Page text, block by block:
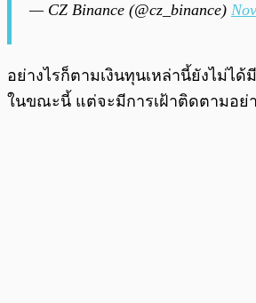
— CZ Binance (@cz_binance)
อย่างไรก็ตามเงินทุนเหล่านี้ยังไม่ได้
ในขณะนี้ แต่จะมีการเฝ้าติดตามอย่